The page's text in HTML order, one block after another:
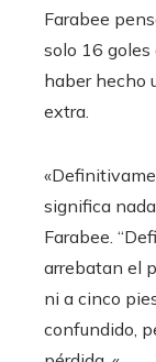
Farabee
solo 16 goles
haber hecho
extra.
significa
Farabee.
arrebatan el
ni a cinco
confundido,